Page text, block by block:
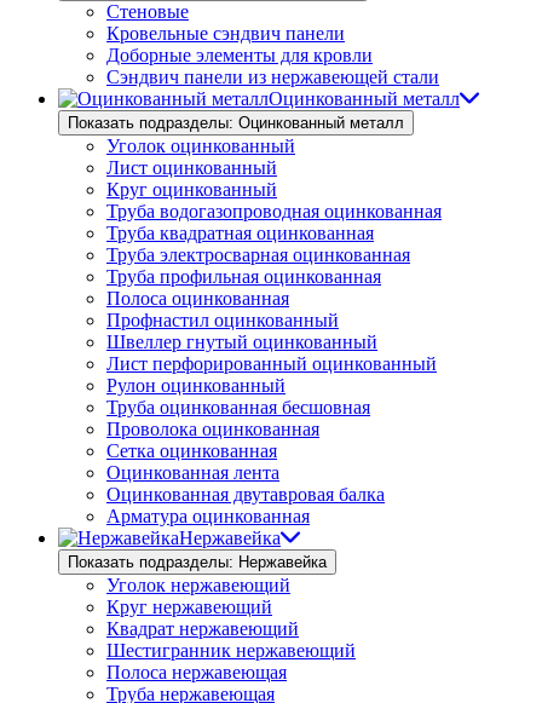
Стеновые
Кровельные сэндвич панели
Доборные элементы для кровли
Сэндвич панели из нержавеющей стали
Оцинкованный металл
Показать подразделы: Оцинкованный металл
Уголок оцинкованный
Лист оцинкованный
Круг оцинкованный
Труба водогазопроводная оцинкованная
Труба квадратная оцинкованная
Труба электросварная оцинкованная
Труба профильная оцинкованная
Полоса оцинкованная
Профнастил оцинкованный
Швеллер гнутый оцинкованный
Лист перфорированный оцинкованный
Рулон оцинкованный
Труба оцинкованная бесшовная
Проволока оцинкованная
Сетка оцинкованная
Оцинкованная лента
Оцинкованная двутавровая балка
Арматура оцинкованная
Нержавейка
Показать подразделы: Нержавейка
Уголок нержавеющий
Круг нержавеющий
Квадрат нержавеющий
Шестигранник нержавеющий
Полоса нержавеющая
Труба нержавеющая